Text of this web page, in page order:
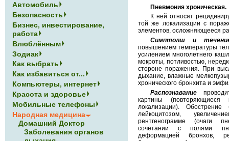
Пневмония хроническая.
К ней относят
той же локализации с
элементов, осложняющееся
Симптолш и
повышением температуры
усилением многолетнего
мокроты, потливостью,
стороне поражения. При
дыхание, влажные
хронического бронхита и
Распознавание
картины
локализации). Обострение
лейкоцитозом,
рентгенограмме (очаги
сочетании с полями
деформацией
Автомобиль
Безопасность
Бизнес, инвестирование,
работа
Влюблённым
Зодиак
Как выбрать
Как избавиться от...
Компьютеры, интернет
Красота и здоровье
Мобильные телефоны
Народная медицина
Домашний Доктор
Заболевания органов